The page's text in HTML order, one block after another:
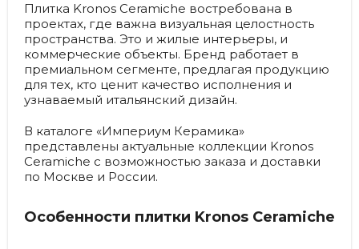
Плитка Kronos Ceramiche востребована в
проектах, где важна визуальная целостность
пространства. Это и жилые интерьеры, и
коммерческие объекты. Бренд работает в
премиальном сегменте, предлагая продукцию
для тех, кто ценит качество исполнения и
узнаваемый итальянский дизайн.
В каталоге «Империум Керамика»
представлены актуальные коллекции Kronos
Ceramiche с возможностью заказа и доставки
по Москве и России.
Особенности плитки Kronos Ceramiche